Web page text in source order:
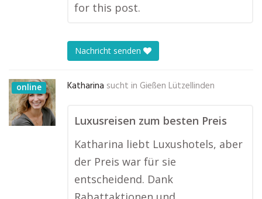
for this post.
Nachricht senden
online Katharina sucht in Gießen Lützellinden
Luxusreisen zum besten Preis
Katharina liebt Luxushotels, aber
der Preis war für sie
entscheidend. Dank